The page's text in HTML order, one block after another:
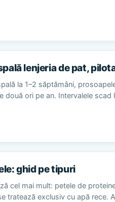
lenjeria de pat,
la 1–2 săptămâni,
două ori pe an. Intervalele scad
ghid pe tipuri
cel mai mult: petele de
tratează exclusiv cu apă rece.